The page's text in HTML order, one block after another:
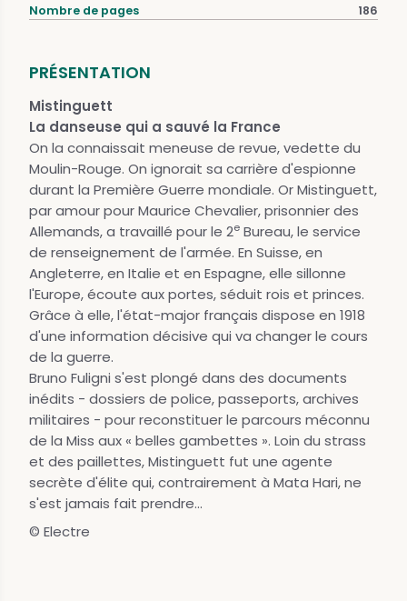
Nombre de pages 186
PRÉSENTATION
Mistinguett
La danseuse qui a sauvé la France
On la connaissait meneuse de revue, vedette du
Moulin-Rouge. On ignorait sa carrière d'espionne
durant la Première Guerre mondiale. Or Mistinguett,
par amour pour Maurice Chevalier, prisonnier des
Allemands, a travaillé pour le 2e Bureau, le service
de renseignement de l'armée. En Suisse, en
Angleterre, en Italie et en Espagne, elle sillonne
l'Europe, écoute aux portes, séduit rois et princes.
Grâce à elle, l'état-major français dispose en 1918
d'une information décisive qui va changer le cours
de la guerre.
Bruno Fuligni s'est plongé dans des documents
inédits - dossiers de police, passeports, archives
militaires - pour reconstituer le parcours méconnu
de la Miss aux « belles gambettes ». Loin du strass
et des paillettes, Mistinguett fut une agente
secrète d'élite qui, contrairement à Mata Hari, ne
s'est jamais fait prendre...
© Electre